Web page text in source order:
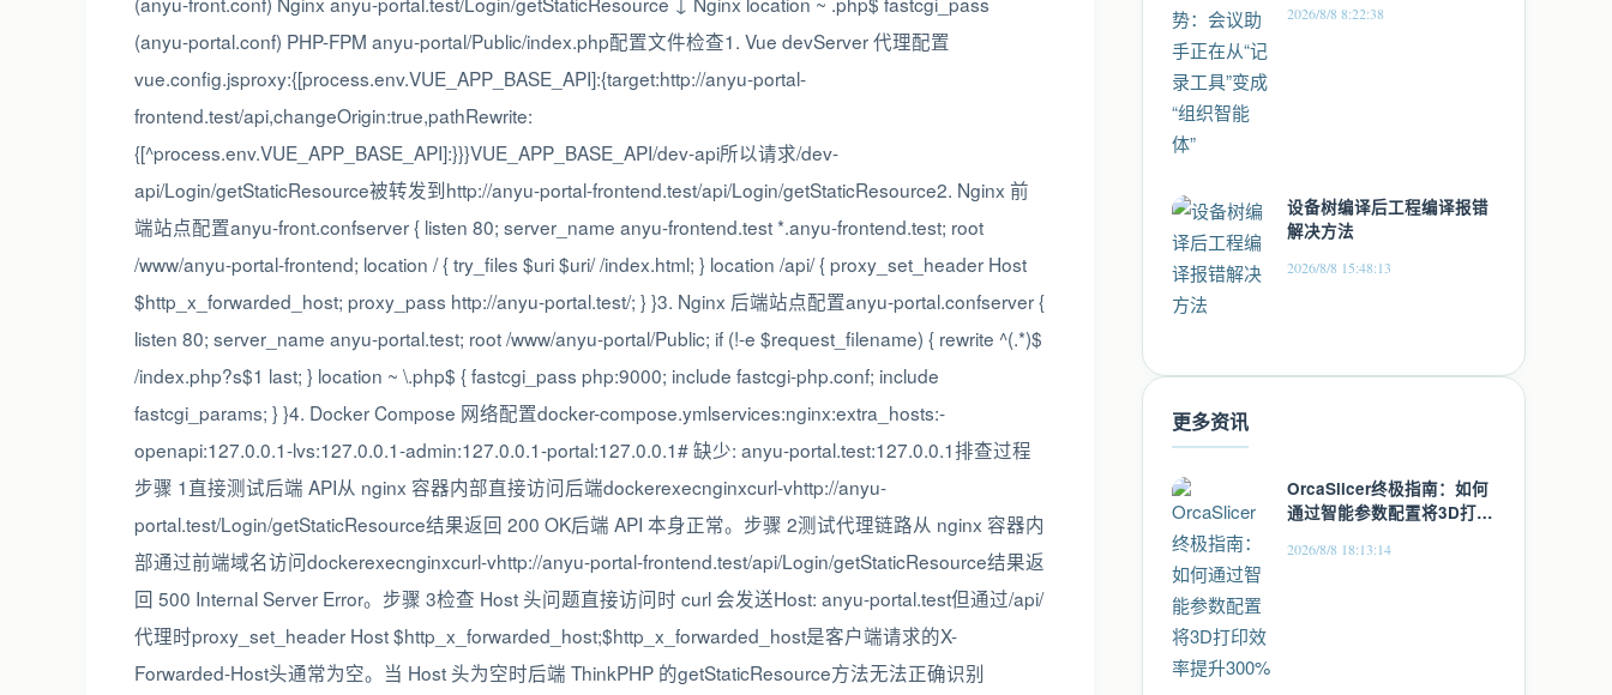
(anyu-portal.conf) PHP-FPM anyu-portal/Public/index.php配置文件检查1. Vue devServer 代理配置
vue.config.jsproxy:{[process.env.VUE_APP_BASE_API]:{target:http://anyu-portal-
frontend.test/api,changeOrigin:true,pathRewrite:
{[^process.env.VUE_APP_BASE_API]:}}}VUE_APP_BASE_API/dev-api所以请求/dev-
api/Login/getStaticResource被转发到http://anyu-portal-frontend.test/api/Login/getStaticResource2. Nginx 前
端站点配置anyu-front.confserver { listen 80; server_name anyu-frontend.test *.anyu-frontend.test; root
/www/anyu-portal-frontend; location / { try_files $uri $uri/ /index.html; } location /api/ { proxy_set_header Host
$http_x_forwarded_host; proxy_pass http://anyu-portal.test/; } }3. Nginx 后端站点配置anyu-portal.confserver {
listen 80; server_name anyu-portal.test; root /www/anyu-portal/Public; if (!-e $request_filename) { rewrite ^(.*)$
/index.php?s$1 last; } location ~ \.php$ { fastcgi_pass php:9000; include fastcgi-php.conf; include
fastcgi_params; } }4. Docker Compose 网络配置docker-compose.ymlservices:nginx:extra_hosts:-
openapi:127.0.0.1-lvs:127.0.0.1-admin:127.0.0.1-portal:127.0.0.1# 缺少: anyu-portal.test:127.0.0.1排查过程
步骤 1直接测试后端 API从 nginx 容器内部直接访问后端dockerexecnginxcurl-vhttp://anyu-
portal.test/Login/getStaticResource结果返回 200 OK后端 API 本身正常。步骤 2测试代理链路从 nginx 容器内
部通过前端域名访问dockerexecnginxcurl-vhttp://anyu-portal-frontend.test/api/Login/getStaticResource结果返
回 500 Internal Server Error。步骤 3检查 Host 头问题直接访问时 curl 会发送Host: anyu-portal.test但通过/api/
代理时proxy_set_header Host $http_x_forwarded_host;$http_x_forwarded_host是客户端请求的X-
Forwarded-Host头通常为空。当 Host 头为空时后端 ThinkPHP 的getStaticResource方法无法正确识别
2026/8/8 8:22:38
设备树编译后工程编译报错
解决方法
2026/8/8 15:48:13
更多资讯
OrcaSlicer终极指南：如何
通过智能参数配置将3D打印
2026/8/8 18:13:14